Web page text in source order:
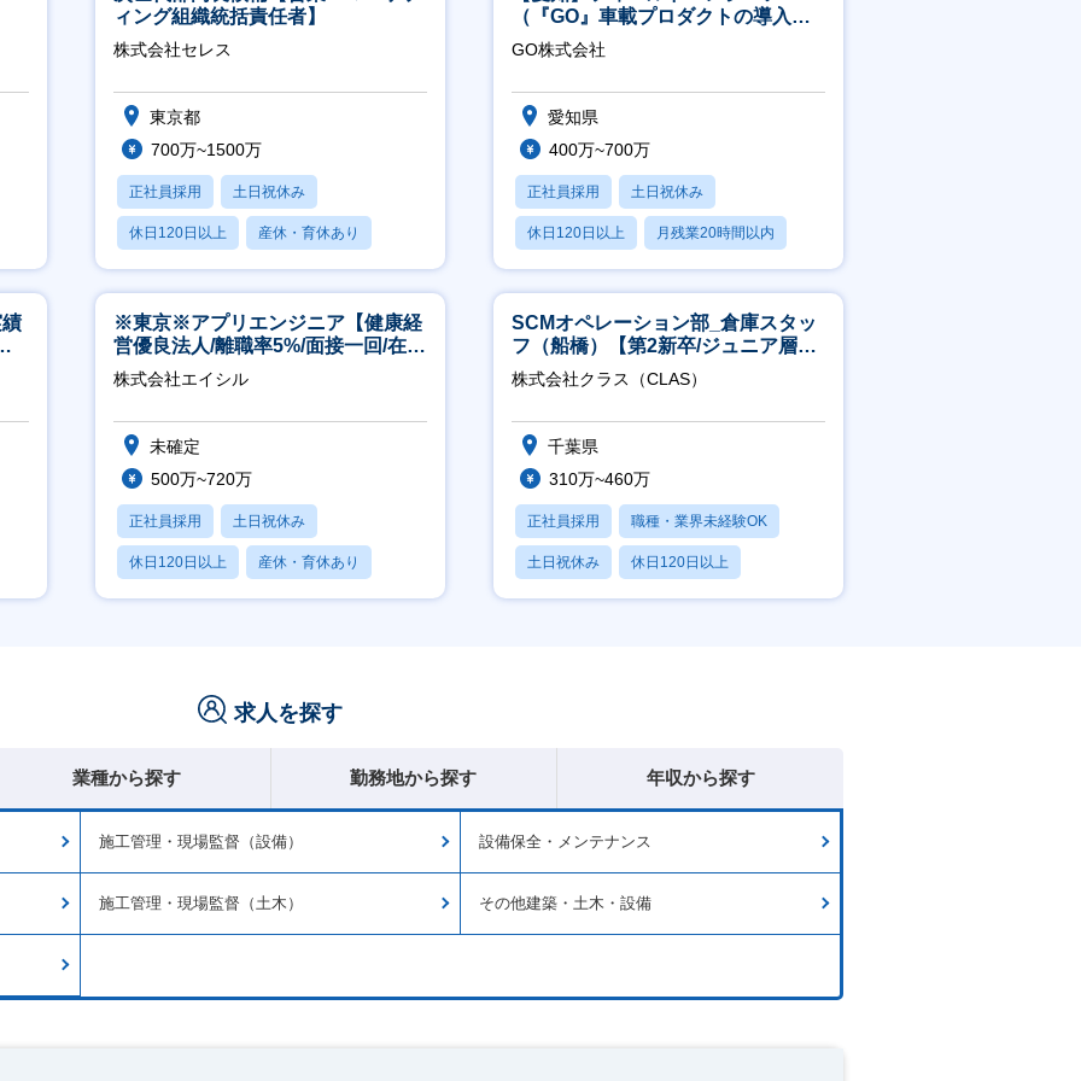
ィング組織統括責任者】
株式会社セレス
東京都
700万~1500万
正社員採用 土日祝休み
休日120日以上 産休・育休あり
賞与あり
（『GO』車載プロダクトの導入サ
ポート／年休120日／土日祝休／直
行直帰
GO株式会社
愛知県
400万~700万
正社員採用 土日祝休み
休日120日以上 月残業20時間以内
学歴不問
※東京※アプリエンジニア【健康経
営優良法人/離職率5%/面接一回/在宅
有/完休2日/上流案件多数】
株式会社エイシル
未確定
500万~720万
正社員採用 土日祝休み
休日120日以上 産休・育休あり
月残業20時間以内
SCMオペレーション部_倉庫スタッ
フ（船橋）【第2新卒/ジュニア層歓
迎】
株式会社クラス（CLAS）
千葉県
310万~460万
正社員採用 職種・業界未経験OK
土日祝休み 休日120日以上
産休・育休あり
求人を探す
業種から探す 勤務地から探す 年収から探す
施工管理・現場監督（設備） 設備保全・メンテナンス
施工管理・現場監督（土木） その他建築・土木・設備